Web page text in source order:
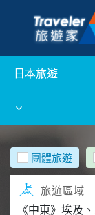
日本旅遊
團體旅遊
旅遊區域